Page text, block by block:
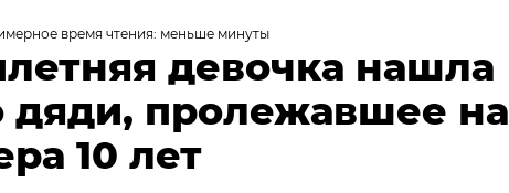
время чтения: меньше минуты
девочка нашла
дяди, пролежавшее на
10 лет